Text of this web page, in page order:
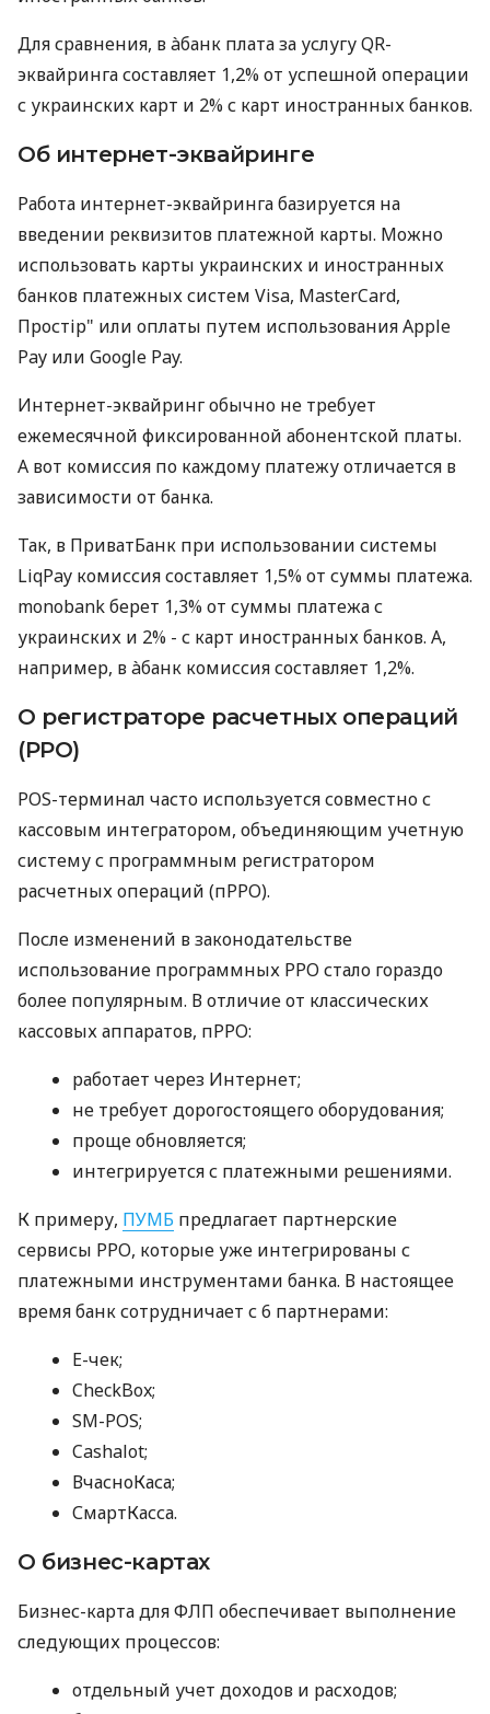
Для сравнения, в àбанк плата за услугу QR-
эквайринга составляет 1,2% от успешной операции
с украинских карт и 2% с карт иностранных банков.
Об интернет-эквайринге
Работа интернет-эквайринга базируется на
введении реквизитов платежной карты. Можно
использовать карты украинских и иностранных
банков платежных систем Visa, MasterCard,
Простір" или оплаты путем использования Apple
Pay или Google Pay.
Интернет-эквайринг обычно не требует
ежемесячной фиксированной абонентской платы.
А вот комиссия по каждому платежу отличается в
зависимости от банка.
Так, в ПриватБанк при использовании системы
LiqPay комиссия составляет 1,5% от суммы платежа.
monobank берет 1,3% от суммы платежа с
украинских и 2% - с карт иностранных банков. А,
например, в àбанк комиссия составляет 1,2%.
О регистраторе расчетных операций
(РРО)
POS-терминал часто используется совместно с
кассовым интегратором, объединяющим учетную
систему с программным регистратором
расчетных операций (пРРО).
После изменений в законодательстве
использование программных РРО стало гораздо
более популярным. В отличие от классических
кассовых аппаратов, пРРО:
работает через Интернет;
не требует дорогостоящего оборудования;
проще обновляется;
интегрируется с платежными решениями.
К примеру, ПУМБ предлагает партнерские
сервисы РРО, которые уже интегрированы с
платежными инструментами банка. В настоящее
время банк сотрудничает с 6 партнерами:
E-чек;
CheckBox;
SM-POS;
Cashalot;
ВчасноКаса;
СмартКасса.
О бизнес-картах
Бизнес-карта для ФЛП обеспечивает выполнение
следующих процессов:
отдельный учет доходов и расходов;